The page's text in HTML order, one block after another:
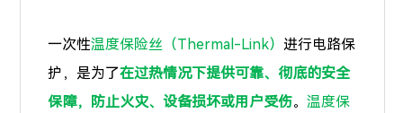
一次性温度保险丝（Thermal-Link）进行电路保
护，是为了在过热情况下提供可靠、彻底的安全
保障，防止火灾、设备损坏或用户受伤。温度保